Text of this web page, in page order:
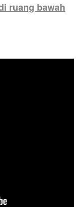
ruang bawah